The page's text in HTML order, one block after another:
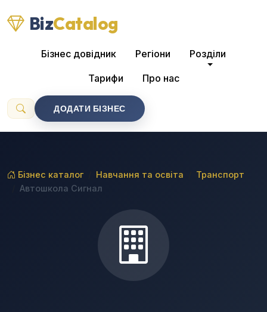
BizCatalog
Бізнес довідник Регіони Розділи
Тарифи Про нас
ДОДАТИ БІЗНЕС
Бізнес каталог Навчання та освіта
Транспорт
Автошкола Сигнал